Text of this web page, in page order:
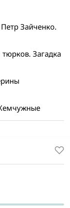
Зайченко.
Загадка